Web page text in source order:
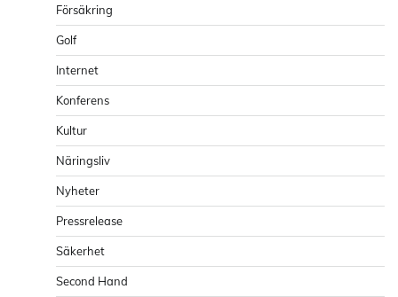
Försäkring
Golf
Internet
Konferens
Kultur
Näringsliv
Nyheter
Pressrelease
Säkerhet
Second Hand